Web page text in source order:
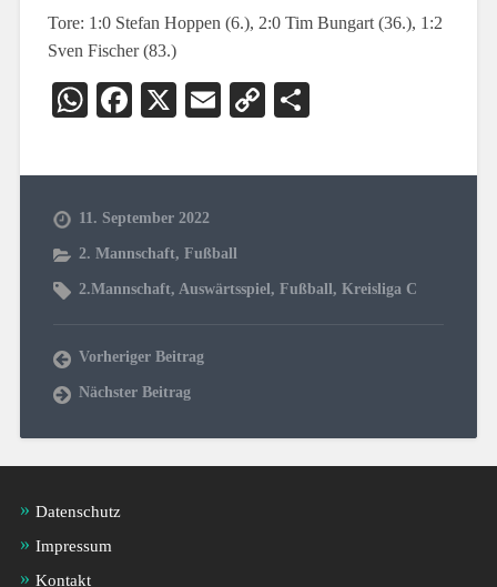
Tore: 1:0 Stefan Hoppen (6.), 2:0 Tim Bungart (36.), 1:2
Sven Fischer (83.)
WhatsApp
Facebook
X EmailCopy
11. September 2022
2. Mannschaft, Fußball
2.Mannschaft, Auswärtsspiel, Fußball, Kreisliga C
Vorheriger Beitrag
Nächster Beitrag
Datenschutz
Impressum
Kontakt